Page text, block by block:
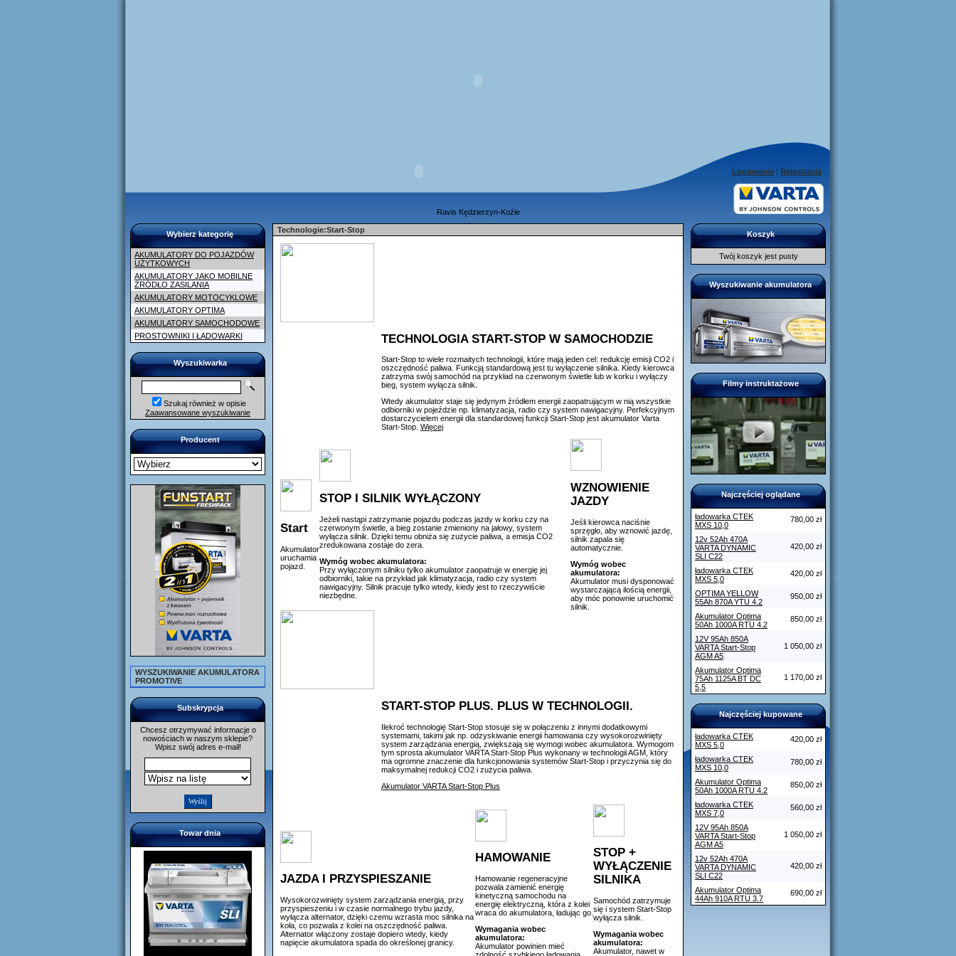
Logowanie | Rejestracja
Ravis Kędzierzyn-Koźle
Wybierz kategorię
AKUMULATORY DO POJAZDÓW
UŻYTKOWYCH
AKUMULATORY JAKO MOBILNE
ŹRÓDŁO ZASILANIA
AKUMULATORY MOTOCYKLOWE
AKUMULATORY OPTIMA
AKUMULATORY SAMOCHODOWE
PROSTOWNIKI I ŁADOWARKI
Wyszukiwarka
Szukaj również w opisie
Zaawansowane wyszukiwanie
Producent
WYSZUKIWANIE AKUMULATORA
PROMOTIVE
Subskrypcja
Chcesz otrzymywać informacje o
nowościach w naszym sklepie?
Wpisz swój adres e-mail!
Towar dnia
Technologie:Start-Stop
TECHNOLOGIA START-STOP W SAMOCHODZIE
Start-Stop to wiele rozmaitych technologii, które mają jeden cel: redukcję emisji CO2 i
oszczędność paliwa. Funkcją standardową jest tu wyłączenie silnika. Kiedy kierowca
zatrzyma swój samochód na przykład na czerwonym świetle lub w korku i wyłączy
bieg, system wyłącza silnik.
Wtedy akumulator staje się jedynym źródłem energii zaopatrującym w nią wszystkie
odbiorniki w pojeździe np. klimatyzacja, radio czy system nawigacyjny. Perfekcyjnym
dostarczycielem energii dla standardowej funkcji Start-Stop jest akumulator Varta
Start-Stop. Więcej
Start
Akumulator
uruchamia
pojazd.
STOP I SILNIK WYŁĄCZONY
Jeżeli nastąpi zatrzymanie pojazdu podczas jazdy w korku czy na
czerwonym świetle, a bieg zostanie zmieniony na jałowy, system
wyłącza silnik. Dzięki temu obniża się zużycie paliwa, a emisja CO2
zredukowana zostaje do zera.
Wymóg wobec akumulatora:
Przy wyłączonym silniku tylko akumulator zaopatruje w energię jej
odbiorniki, takie na przykład jak klimatyzacja, radio czy system
nawigacyjny. Silnik pracuje tylko wtedy, kiedy jest to rzeczywiście
niezbędne.
WZNOWIENIE
JAZDY
Jeśli kierowca naciśnie
sprzęgło, aby wznowić jazdę,
silnik zapala się
automatycznie.
Wymóg wobec
akumulatora:
Akumulator musi dysponować
wystarczającą ilością energii,
aby móc ponownie uruchomić
silnik.
START-STOP PLUS. PLUS W TECHNOLOGII.
Ilekroć technologię Start-Stop stosuje się w połączeniu z innymi dodatkowymi
systemami, takimi jak np. odzyskiwanie energii hamowania czy wysokorozwinięty
system zarządzania energią, zwiększają się wymogi wobec akumulatora. Wymogom
tym sprosta akumulator VARTA Start-Stop Plus wykonany w technologii AGM, który
ma ogromne znaczenie dla funkcjonowania systemów Start-Stop i przyczynia się do
maksymalnej redukcji CO2 i zużycia paliwa.
Akumulator VARTA Start-Stop Plus
JAZDA I PRZYSPIESZANIE
Wysokorozwinięty system zarządzania energią, przy
przyspieszeniu i w czasie normalnego trybu jazdy,
wyłącza alternator, dzięki czemu wzrasta moc silnika na
koła, co pozwala z kolei na oszczędność paliwa.
Alternator włączony zostaje dopiero wtedy, kiedy
napięcie akumulatora spada do określonej granicy.
HAMOWANIE
Hamowanie regeneracyjne
pozwala zamienić energię
kinetyczną samochodu na
energię elektryczną, która z kolei
wraca do akumulatora, ładując go.
Wymagania wobec
akumulatora:
Akumulator powinien mieć
STOP +
WYŁĄCZENIE
SILNIKA
Samochód zatrzymuje
się i system Start-Stop
wyłącza silnik.
Wymagania wobec
akumulatora:
Akumulator, nawet w
Koszyk
Twój koszyk jest pusty
Wyszukiwanie akumulatora
Filmy instruktażowe
Najczęściej oglądane
ładowarka CTEK
MXS 10,0
780,00 zł
12v 52Ah 470A
VARTA DYNAMIC
SLI C22
420,00 zł
ładowarka CTEK
MXS 5,0
420,00 zł
OPTIMA YELLOW
55Ah 870A YTU 4.2
950,00 zł
Akumulator Optima
50Ah 1000A RTU 4.2
850,00 zł
12V 95Ah 850A
VARTA Start-Stop
AGM A5
1 050,00 zł
Akumulator Optima
75Ah 1125A BT DC
5,5
1 170,00 zł
Najczęściej kupowane
ładowarka CTEK
MXS 5,0
420,00 zł
ładowarka CTEK
MXS 10,0
780,00 zł
Akumulator Optima
50Ah 1000A RTU 4.2
850,00 zł
ładowarka CTEK
MXS 7,0
560,00 zł
12V 95Ah 850A
VARTA Start-Stop
AGM A5
1 050,00 zł
12v 52Ah 470A
VARTA DYNAMIC
SLI C22
420,00 zł
Akumulator Optima
44Ah 910A RTU 3.7
690,00 zł